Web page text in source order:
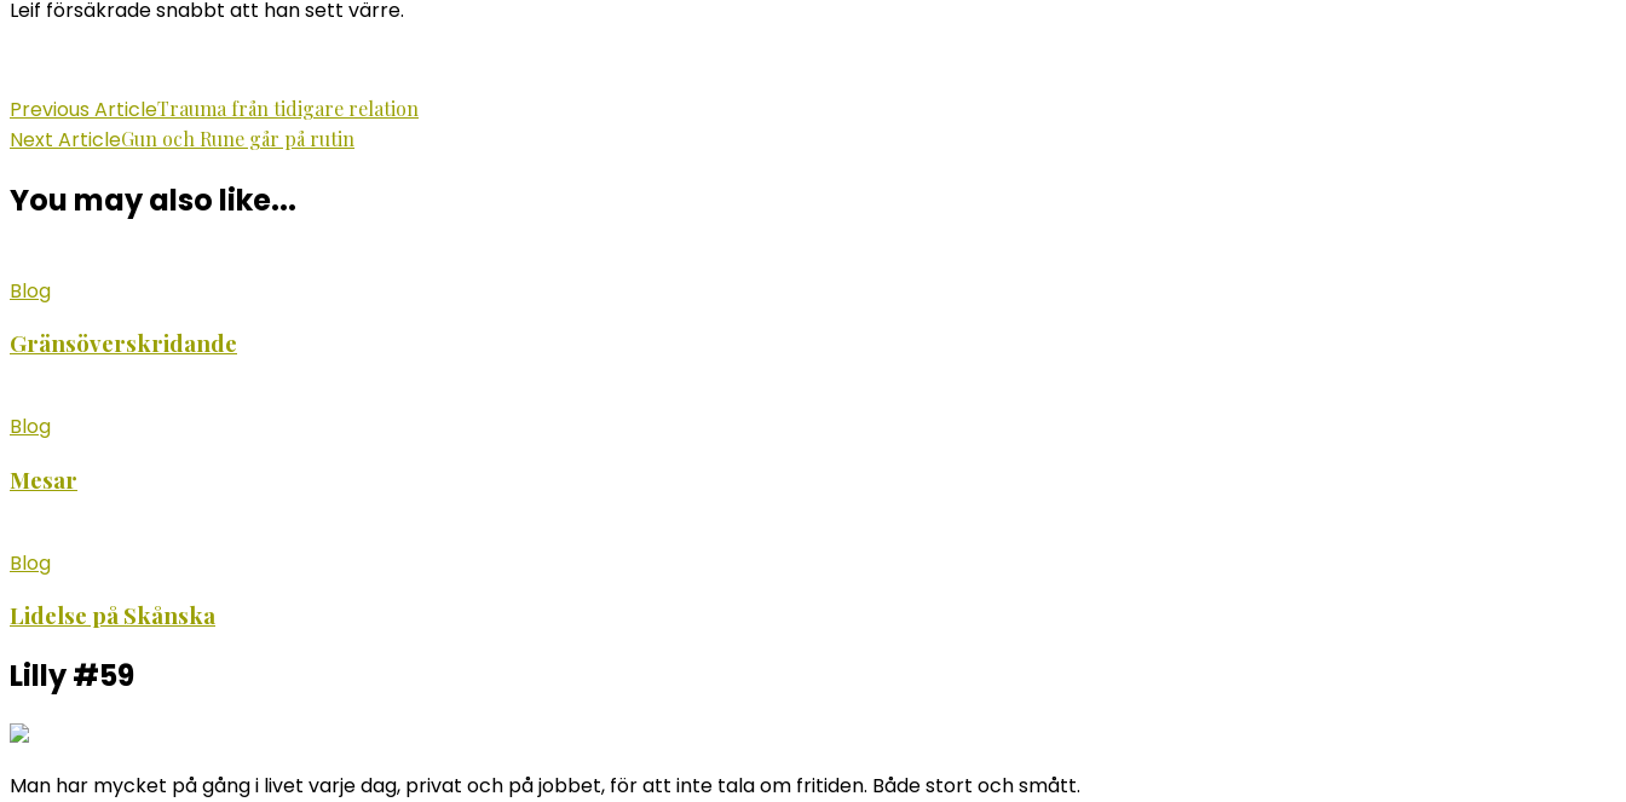
Leif försäkrade snabbt att han sett värre.
Post
Navigation
Previous ArticleTrauma från tidigare relation
Next ArticleGun och Rune går på rutin
You may also like...
Blog
Gränsöverskridande
Blog
Mesar
Blog
Lidelse på Skånska
Lilly #59
Man har mycket på gång i livet varje dag, privat och på jobbet, för att inte tala om fritiden. Både stort och smått.